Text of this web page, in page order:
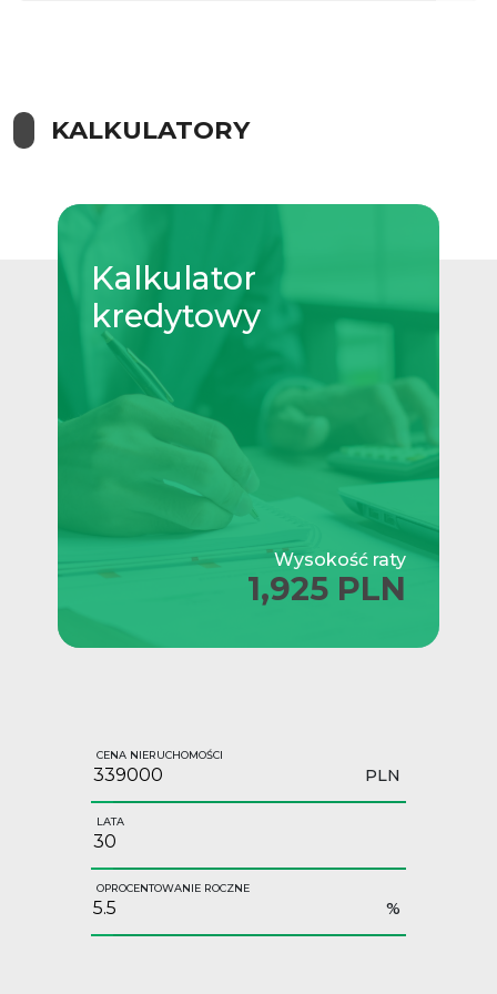
KALKULATORY
Kalkulator
kredytowy
Wysokość raty
1,925 PLN
CENA NIERUCHOMOŚCI
PLN
LATA
OPROCENTOWANIE ROCZNE
%